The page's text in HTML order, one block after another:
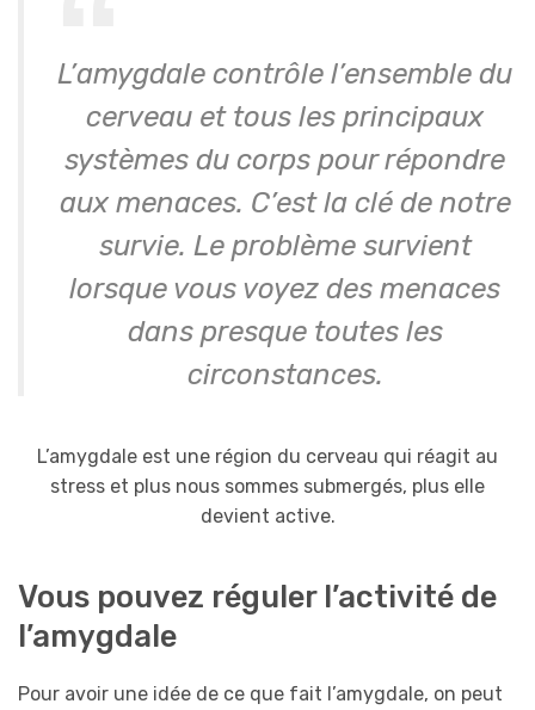
L’amygdale contrôle l’ensemble du
cerveau et tous les principaux
systèmes du corps pour répondre
aux menaces. C’est la clé de notre
survie. Le problème survient
lorsque vous voyez des menaces
dans presque toutes les
circonstances.
L’amygdale est une région du cerveau qui réagit au
stress et plus nous sommes submergés, plus elle
devient active.
Vous pouvez réguler l’activité de
l’amygdale
Pour avoir une idée de ce que fait l’amygdale, on peut